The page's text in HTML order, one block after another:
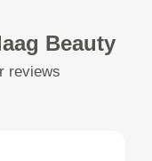
Beauty
reviews